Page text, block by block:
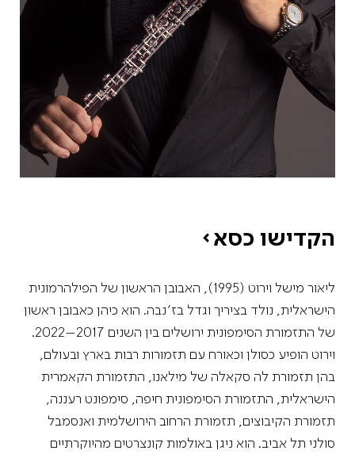
ליאור מישל וירוט (1995), האבובן הראשון של הפילהרמונית
הישראלית, נולד בציריך וגדל בז׳נבה. הוא כיהן כאבובן ראשון
של התזמורת הסימפונית ירושלים בין השנים 2017–2022.
וירוט הופיע כסולן וכאורח עם תזמורות רבות בארץ ובעולם,
בהן תזמורת לה סקאלה של מילאנו, התזמורת הקאמרית
הישראלית, התזמורת הסימפונית חיפה, סימפונט רעננה,
תזמורת הקיבוצים, תזמורת הרחוב הירושלמית ואנסמבל
סולני תל אביב. הוא ניגן באולמות קונצרטים מהיוקרתיים
הקדישו כסא